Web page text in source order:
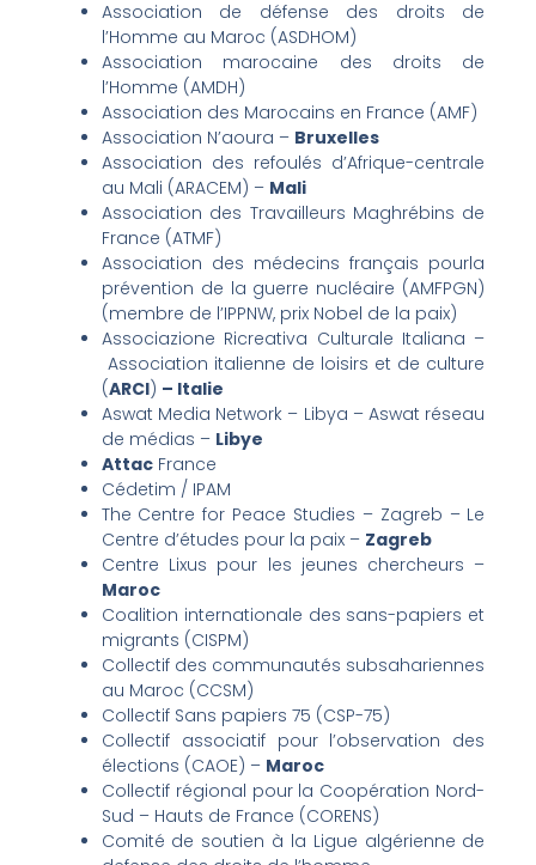
Association de défense des droits de
l’Homme au Maroc (ASDHOM)
Association marocaine des droits de
l’Homme (AMDH)
Association des Marocains en France (AMF)
Association N’aoura – Bruxelles
Association des refoulés d’Afrique-centrale
au Mali (ARACEM) – Mali
Association des Travailleurs Maghrébins de
France (ATMF)
Association des médecins français pourla
prévention de la guerre nucléaire (AMFPGN)
(membre de l’IPPNW, prix Nobel de la paix)
Associazione Ricreativa Culturale Italiana –
Association italienne de loisirs et de culture
(ARCI) – Italie
Aswat Media Network – Libya – Aswat réseau
de médias – Libye
AttacFrance
Cédetim / IPAM
The Centre for Peace Studies – Zagreb – Le
Centre d’études pour la paix – Zagreb
Centre Lixus pour les jeunes chercheurs –
Maroc
Coalition internationale des sans-papiers et
migrants (CISPM)
Collectif des communautés subsahariennes
au Maroc (CCSM)
Collectif Sans papiers 75 (CSP-75)
Collectif associatif pour l’observation des
élections (CAOE) – Maroc
Collectif régional pour la Coopération Nord-
Sud – Hauts de France (CORENS)
Comité de soutien à la Ligue algérienne de